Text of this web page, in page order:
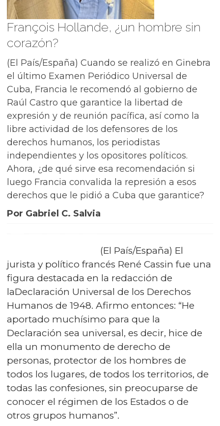
François Hollande, ¿un hombre sin
corazón?
(El País/España) Cuando se realizó en Ginebra
el último Examen Periódico Universal de
Cuba, Francia le recomendó al gobierno de
Raúl Castro que garantice la libertad de
expresión y de reunión pacífica, así como la
libre actividad de los defensores de los
derechos humanos, los periodistas
independientes y los opositores políticos.
Ahora, ¿de qué sirve esa recomendación si
luego Francia convalida la represión a esos
derechos que le pidió a Cuba que garantice?
Por Gabriel C. Salvia
(El País/España) El
jurista y político francés René Cassin fue una
figura destacada en la redacción de
laDeclaración Universal de los Derechos
Humanos de 1948. Afirmo entonces: “He
aportado muchísimo para que la
Declaración sea universal, es decir, hice de
ella un monumento de derecho de
personas, protector de los hombres de
todos los lugares, de todos los territorios, de
todas las confesiones, sin preocuparse de
conocer el régimen de los Estados o de
otros grupos humanos”.